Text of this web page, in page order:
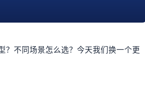
？不同场景怎么选？今天我们换一个更